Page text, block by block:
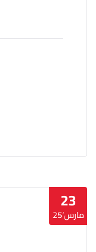
23
مارس’25